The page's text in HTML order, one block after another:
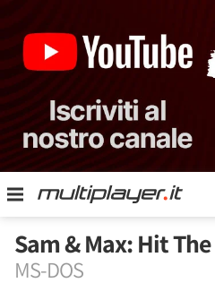
Sam & Max: Hit
MS-DOS